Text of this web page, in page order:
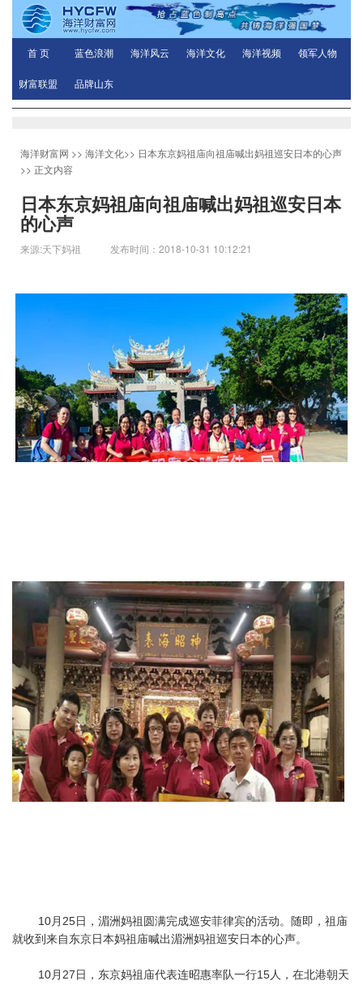
首 页 蓝色浪潮 海洋风云 海洋文化 海洋视频 领军人物
财富联盟 品牌山东
海洋财富网 >> 海洋文化>> 日本东京妈祖庙向祖庙喊出妈祖巡安日本的心声
>> 正文内容
日本东京妈祖庙向祖庙喊出妈祖巡安日本
的心声
来源:天下妈祖 发布时间：2018-10-31 10:12:21
10月25日，湄洲妈祖圆满完成巡安菲律宾的活动。随即，祖庙
就收到来自东京日本妈祖庙喊出湄洲妈祖巡安日本的心声。
10月27日，东京妈祖庙代表连昭惠率队一行15人，在北港朝天